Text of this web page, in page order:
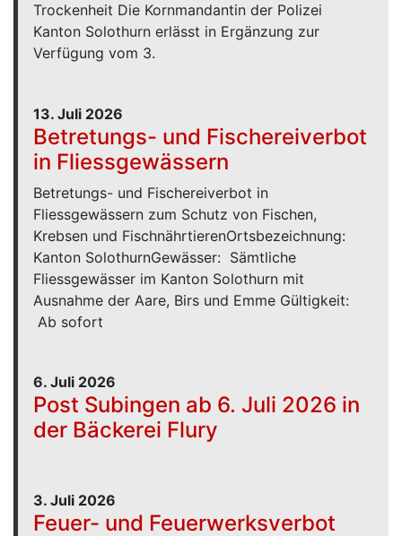
Trockenheit Die Kornmandantin der Polizei
Kanton Solothurn erlässt in Ergänzung zur
Verfügung vom 3.
13. Juli 2026
Betretungs- und Fischereiverbot
in Fliessgewässern
Betretungs- und Fischereiverbot in
Fliessgewässern zum Schutz von Fischen,
Krebsen und FischnährtierenOrtsbezeichnung:
Kanton SolothurnGewässer: Sämtliche
Fliessgewässer im Kanton Solothurn mit
Ausnahme der Aare, Birs und Emme Gültigkeit:
Ab sofort
6. Juli 2026
Post Subingen ab 6. Juli 2026 in
der Bäckerei Flury
3. Juli 2026
Feuer- und Feuerwerksverbot